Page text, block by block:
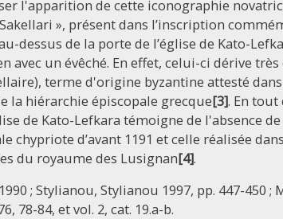
l'apparition de cette iconographie
», présent dans l’inscription
dessus de la porte de l’église de Kato-
avec un évêché. En effet, celui-ci dérive
terme d'origine byzantine attesté
la hiérarchie épiscopale grecque[3]. En tout
de Kato-Lefkara témoigne de l'absence
chypriote d’avant 1191 et celle réalisée
du royaume des Lusignan[4].
; Stylianou, Stylianou 1997, pp. 447-450 ;
78-84, et vol. 2, cat. 19.a-b.